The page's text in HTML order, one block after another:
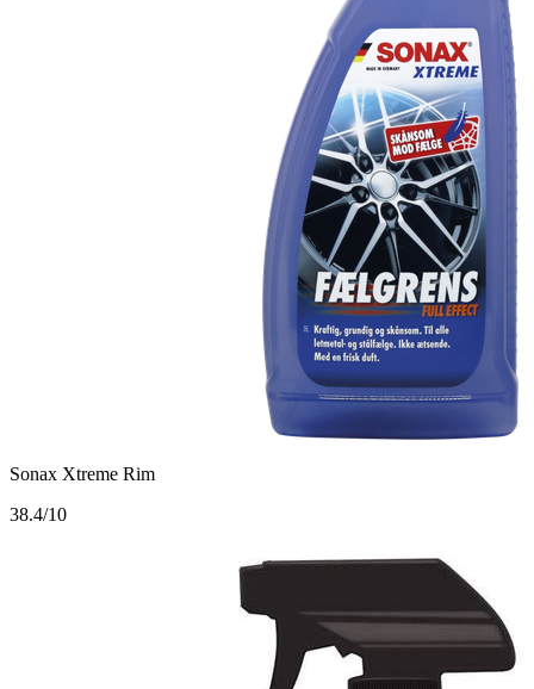
Sonax Xtreme Rim
38.4/10